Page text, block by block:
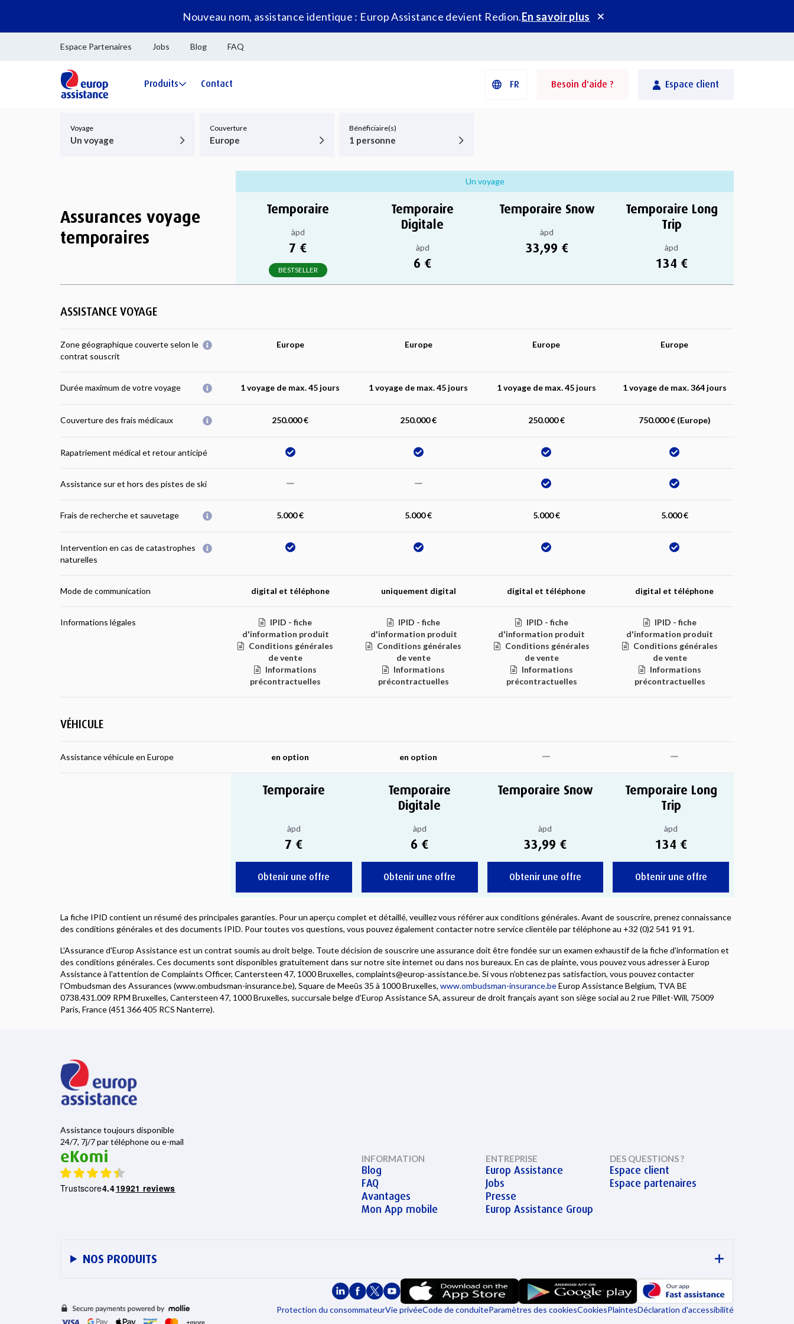
Nouveau nom, assistance identique : Europ Assistance devient Redion.En savoir plus
Espace Partenaires Jobs Blog FAQ
Produits Contact FR Besoin d'aide ? Espace client
Voyage
Un voyage
Couverture
Europe
Bénéficiaire(s)
1 personne
Assurances voyage
temporaires
Un voyage
Temporaire
àpd
7 €
BESTSELLER
Temporaire
Digitale
àpd
6 €
Temporaire Snow
àpd
33,99 €
Temporaire Long
Trip
àpd
134 €
ASSISTANCE VOYAGE
Zone géographique couverte selon le
contrat souscrit
Europe Europe Europe Europe
Durée maximum de votre voyage 1 voyage de max. 45 jours 1 voyage de max. 45 jours 1 voyage de max. 45 jours 1 voyage de max. 364 jours
Couverture des frais médicaux 250.000 € 250.000 € 250.000 € 750.000 € (Europe)
Rapatriement médical et retour anticipé
Assistance sur et hors des pistes de ski
Frais de recherche et sauvetage 5.000 € 5.000 € 5.000 € 5.000 €
Intervention en cas de catastrophes
naturelles
Mode de communication digital et téléphone uniquement digital digital et téléphone digital et téléphone
Informations légales
IPID - fiche
d'information produit
Conditions générales
de vente
Informations
précontractuelles
IPID - fiche
d'information produit
Conditions générales
de vente
Informations
précontractuelles
IPID - fiche
d'information produit
Conditions générales
de vente
Informations
précontractuelles
IPID - fiche
d'information produit
Conditions générales
de vente
Informations
précontractuelles
VÉHICULE
Assistance véhicule en Europe en option en option
Temporaire
àpd
7 €
Obtenir une offre
Temporaire
Digitale
àpd
6 €
Obtenir une offre
Temporaire Snow
àpd
33,99 €
Obtenir une offre
Temporaire Long
Trip
àpd
134 €
Obtenir une offre
La fiche IPID contient un résumé des principales garanties. Pour un aperçu complet et détaillé, veuillez vous référer aux conditions générales. Avant de souscrire, prenez connaissance
des conditions générales et des documents IPID. Pour toutes vos questions, vous pouvez également contacter notre service clientèle par téléphone au +32 (0)2 541 91 91.
L'Assurance d'Europ Assistance est un contrat soumis au droit belge. Toute décision de souscrire une assurance doit être fondée sur un examen exhaustif de la fiche d'information et
des conditions générales. Ces documents sont disponibles gratuitement dans sur notre site internet ou dans nos bureaux. En cas de plainte, vous pouvez vous adresser à Europ
Assistance à l'attention de Complaints Officer, Cantersteen 47, 1000 Bruxelles, complaints@europ-assistance.be. Si vous n’obtenez pas satisfaction, vous pouvez contacter
l’Ombudsman des Assurances (www.ombudsman-insurance.be), Square de Meeûs 35 à 1000 Bruxelles, www.ombudsman-insurance.beEurop Assistance Belgium, TVA BE
0738.431.009 RPM Bruxelles, Cantersteen 47, 1000 Bruxelles, succursale belge d’Europ Assistance SA, assureur de droit français ayant son siège social au 2 rue Pillet-Will, 75009
Paris, France (451 366 405 RCS Nanterre).
Assistance toujours disponible
24/7, 7j/7 par téléphone ou e-mail
Trustscore4.419921 reviews
INFORMATION
Blog
FAQ
Avantages
Mon App mobile
ENTREPRISE
Europ Assistance
Jobs
Presse
Europ Assistance Group
DES QUESTIONS ?
Espace client
Espace partenaires
NOS PRODUITS
Protection du consommateurVie privéeCode de conduiteParamètres des cookiesCookiesPlaintesDéclaration d'accessibilité